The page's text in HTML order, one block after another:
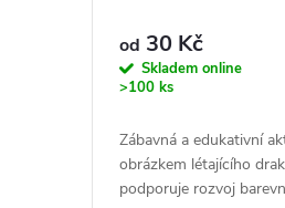
od 30 Kč
Skladem online
>100 ks
Zábavná a edukativní
obrázkem létajícího
podporuje rozvoj